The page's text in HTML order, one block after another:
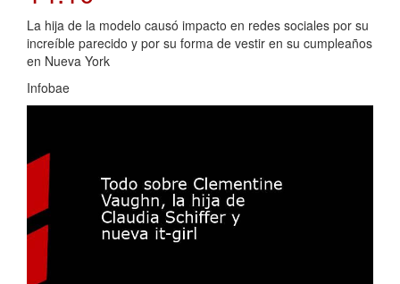
La hija de la modelo causó impacto en redes sociales por su
increíble parecido y por su forma de vestir en su cumpleaños
en Nueva York
Infobae